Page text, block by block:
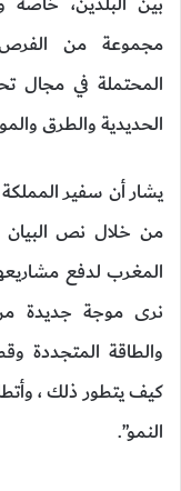
مجموعة من الفرص
المحتملة في مجال
الحديدية والطرق
يشار أن سفير
من خلال نص البيان
نرى موجة جديدة من
والطاقة المتجددة
كيف يتطور ذلك ،
النمو”.